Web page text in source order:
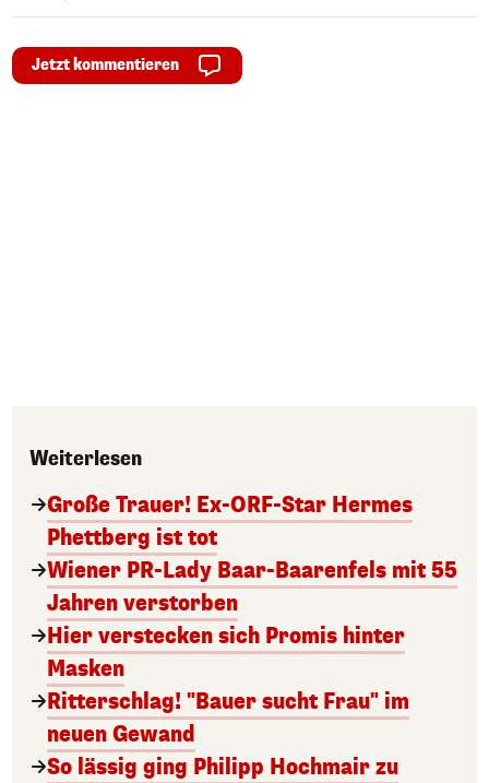
Jetzt kommentieren
Weiterlesen
Große Trauer! Ex-ORF-Star Hermes
Phettberg ist tot
Wiener PR-Lady Baar-Baarenfels mit 55
Jahren verstorben
Hier verstecken sich Promis hinter
Masken
Ritterschlag! "Bauer sucht Frau" im
neuen Gewand
So lässig ging Philipp Hochmair zu